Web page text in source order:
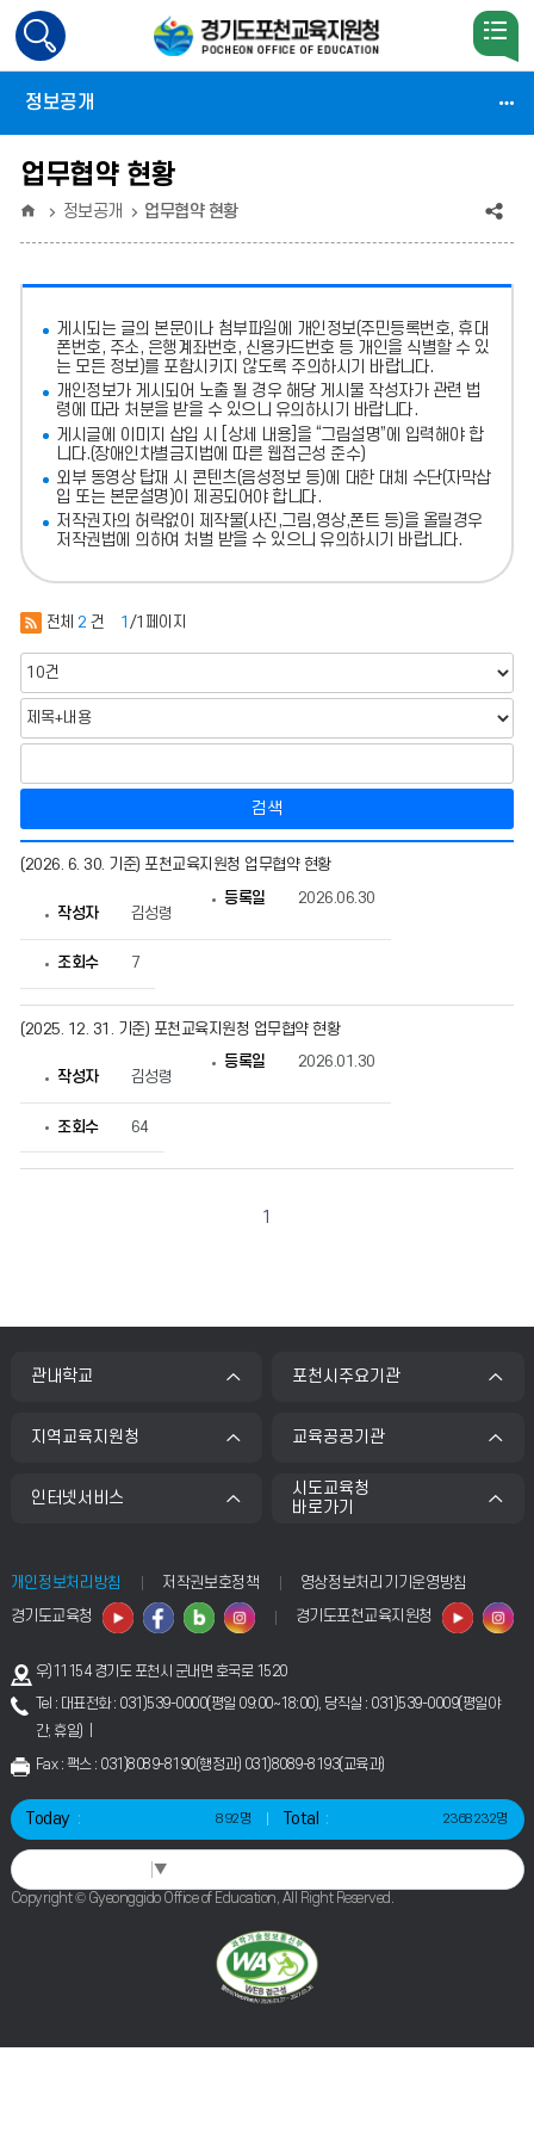
검
색
성
정보공개
업무협약 현황
정보공개 업무협약 현황
공
(상
게시되는 글의 본문이나 첨부파일에 개인정보(주민등록번호, 휴대
폰번호, 주소, 은행계좌번호, 신용카드번호 등 개인을 식별할 수 있
는 모든 정보)를 포함시키지 않도록 주의 하시기 바랍니다.
개인정보가 게시되어 노출 될 경우 해당 게시물 작성자가 관련 법
령에 따라 처분을 받을 수 있으니 유의하시기 바랍니다.
게시글에 이미지 삽입 시 [상세 내용]을 “그림설명”에 입력해야 합
니다.(장애인차별금지법에 따른 웹접근성 준수)
외부 동영상 탑재 시 콘텐츠(음성정보 등)에 대한 대체 수단(자막삽
입 또는 본문설명)이 제공되어야 합니다.
저작권자의 허락없이 제작물(사진,그림,영상,폰트 등)을 올릴경우
저작권법에 의하여 처벌 받을 수 있으니 유의하시기 바랍니다.
전체 2 건 1 /1페이지
검색
무
황
게
시
물
번
목,
자,
등
를
인
할
습
(2026. 6. 30. 기준) 포천교육지원청 업무협약 현황
작성자 김성령
등록일 2026.06.30
조회수 7
(2025. 12. 31. 기준) 포천교육지원청 업무협약 현황
작성자 김성령
등록일 2026.01.30
조회수 64
1
관내학교 포천시주요기관
지역교육지원청 교육공공기관
인터넷서비스
시도교육청
바로가기
개인정보처리방침 저작권보호정책
영상정보처리기기운영방침
경기도교육청
경기도포천교육지원청
우)11154 경기도 포천시 군내면 호국로 1520
Tel : 대표전화 : 031)539-0000(평일 09:00~18:00), 당직실 : 031)539-0009(평일야
간, 휴일) |
Fax : 팩스 : 031)8089-8190(행정과) 031)8089-8193(교육과)
Today 892명 Total 2368232명
▼
Copyright © Gyeonggido Office of Education, All Right Reserved.